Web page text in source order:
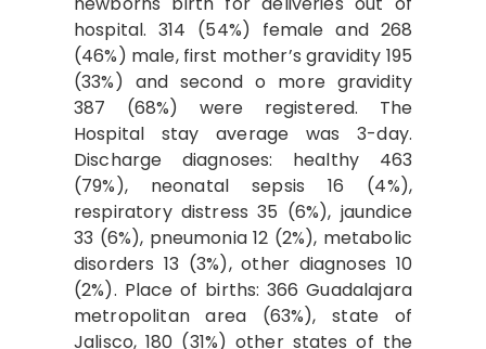
hospital. 314 (54%) female and 268
(46%) male, first mother’s gravidity 195
(33%) and second o more gravidity
387 (68%) were registered. The
Hospital stay average was 3-day.
Discharge diagnoses: healthy 463
(79%), neonatal sepsis 16 (4%),
respiratory distress 35 (6%), jaundice
33 (6%), pneumonia 12 (2%), metabolic
disorders 13 (3%), other diagnoses 10
(2%). Place of births: 366 Guadalajara
metropolitan area (63%), state of
Jalisco, 180 (31%) other states of the